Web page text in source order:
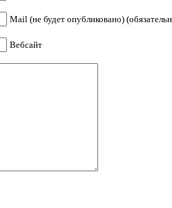
Mail (не будет опубликовано)
Вебсайт